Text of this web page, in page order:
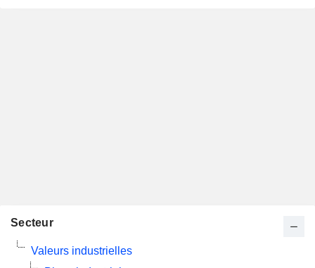
Secteur
Valeurs industrielles